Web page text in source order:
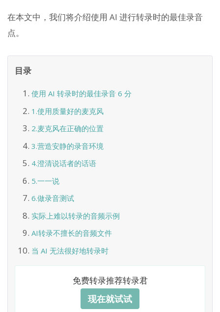
在本文中，我们将介绍使用 AI 进行转录时的最佳录音
点。
目录
使用 AI 转录时的最佳录音 6 分
1.使用质量好的麦克风
2.麦克风在正确的位置
3.营造安静的录音环境
4.澄清说话者的话语
5.一一说
6.做录音测试
实际上难以转录的音频示例
AI转录不擅长的音频文件
当 AI 无法很好地转录时
免费转录推荐转录君
现在就试试